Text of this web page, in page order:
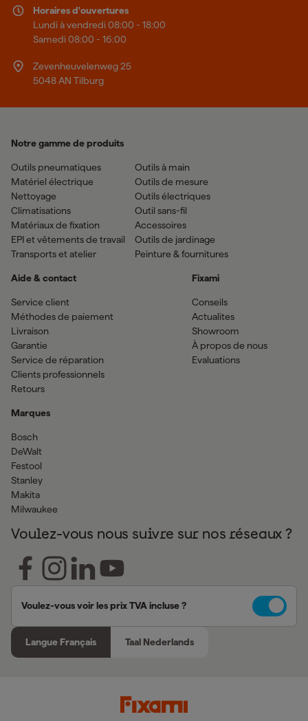
Horaires d'ouvertures
Lundi à vendredi 08:00 - 18:00
Samedi 08:00 - 16:00
Zevenheuvelenweg 25
5048 AN Tilburg
Notre gamme de produits
Outils pneumatiques
Matériel électrique
Nettoyage
Climatisations
Matériaux de fixation
EPI et vêtements de travail
Transports et atelier
Outils à main
Outils de mesure
Outils électriques
Outil sans-fil
Accessoires
Outils de jardinage
Peinture & fournitures
Aide & contact
Service client
Méthodes de paiement
Livraison
Garantie
Service de réparation
Clients professionnels
Retours
Marques
Bosch
DeWalt
Festool
Stanley
Makita
Milwaukee
Fixami
Conseils
Actualites
Showroom
À propos de nous
Evaluations
Voulez-vous nous suivre sur nos réseaux ?
Voulez-vous voir les prix TVA incluse ?
Langue Français Taal Nederlands